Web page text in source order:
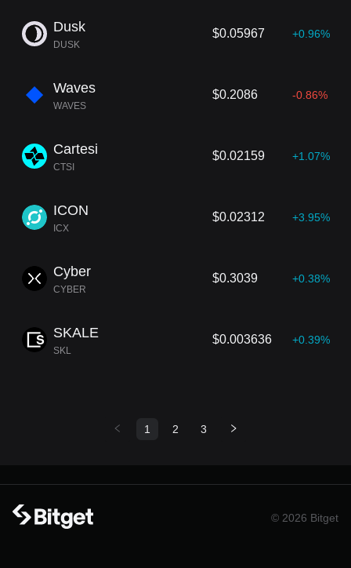
Dusk
DUSK
$0.05967 +0.96%
Waves
WAVES
$0.2086 -0.86%
Cartesi
CTSI
$0.02159 +1.07%
ICON
ICX
$0.02312 +3.95%
Cyber
CYBER
$0.3039 +0.38%
SKALE
SKL
$0.003636 +0.39%
1 2 3
© 2026 Bitget